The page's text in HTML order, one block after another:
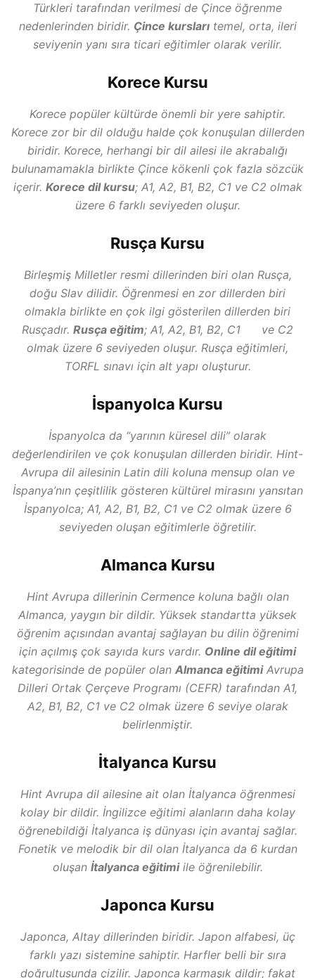
Türkleri tarafından verilmesi de Çince öğrenme
nedenlerinden biridir. Çince kurslarıtemel, orta, ileri
seviyenin yanı sıra ticari eğitimler olarak verilir.
Korece Kursu
Korece popüler kültürde önemli bir yere sahiptir.
Korece zor bir dil olduğu halde çok konuşulan dillerden
biridir. Korece, herhangi bir dil ailesi ile akrabalığı
bulunamamakla birlikte Çince kökenli çok fazla sözcük
içerir. Korece dil kursu; A1, A2, B1, B2, C1 ve C2 olmak
üzere 6 farklı seviyeden oluşur.
Rusça Kursu
Birleşmiş Milletler resmi dillerinden biri olan Rusça,
doğu Slav dilidir. Öğrenmesi en zor dillerden biri
olmakla birlikte en çok ilgi gösterilen dillerden biri
Rusçadır. Rusça eğitim; A1, A2, B1, B2, C1 ve C2
olmak üzere 6 seviyeden oluşur. Rusça eğitimleri,
TORFL sınavı için alt yapı oluşturur.
İspanyolca Kursu
İspanyolca da “yarının küresel dili” olarak
değerlendirilen ve çok konuşulan dillerden biridir. Hint-
Avrupa dil ailesinin Latin dili koluna mensup olan ve
İspanya’nın çeşitlilik gösteren kültürel mirasını yansıtan
İspanyolca; A1, A2, B1, B2, C1 ve C2 olmak üzere 6
seviyeden oluşan eğitimlerle öğretilir.
Almanca Kursu
Hint Avrupa dillerinin Cermence koluna bağlı olan
Almanca, yaygın bir dildir. Yüksek standartta yüksek
öğrenim açısından avantaj sağlayan bu dilin öğrenimi
için açılmış çok sayıda kurs vardır. Online dil eğitimi
kategorisinde de popüler olan Almanca eğitimiAvrupa
Dilleri Ortak Çerçeve Programı (CEFR) tarafından A1,
A2, B1, B2, C1 ve C2 olmak üzere 6 seviye olarak
belirlenmiştir.
İtalyanca Kursu
Hint Avrupa dil ailesine ait olan İtalyanca öğrenmesi
kolay bir dildir. İngilizce eğitimi alanların daha kolay
öğrenebildiği İtalyanca iş dünyası için avantaj sağlar.
Fonetik ve melodik bir dil olan İtalyanca da 6 kurdan
oluşan İtalyanca eğitimiile öğrenilebilir.
Japonca Kursu
Japonca, Altay dillerinden biridir. Japon alfabesi, üç
farklı yazı sistemine sahiptir. Harfler belli bir sıra
doğrultusunda çizilir. Japonca karmaşık dildir; fakat